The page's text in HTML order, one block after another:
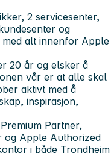
2 servicesenter,
og
alt innenfor Apple
20 år og elsker å
vår er at alle skal
aktivt med å
inspirasjon,
Partner,
og Apple Authorized
i både Trondheim